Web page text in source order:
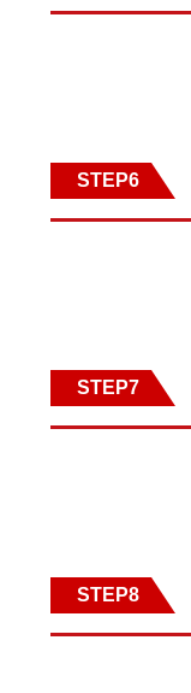
STEP6
STEP7
STEP8